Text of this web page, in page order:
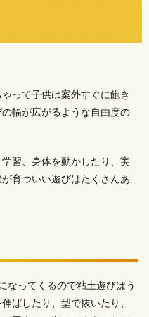
って子供は案外すぐに飽き
幅が広がるような自由度の
習、身体を動かしたり、実
育ついい遊びはたくさんあ
なってくるので粘土遊びはう
ばしたり、型で抜いたり、